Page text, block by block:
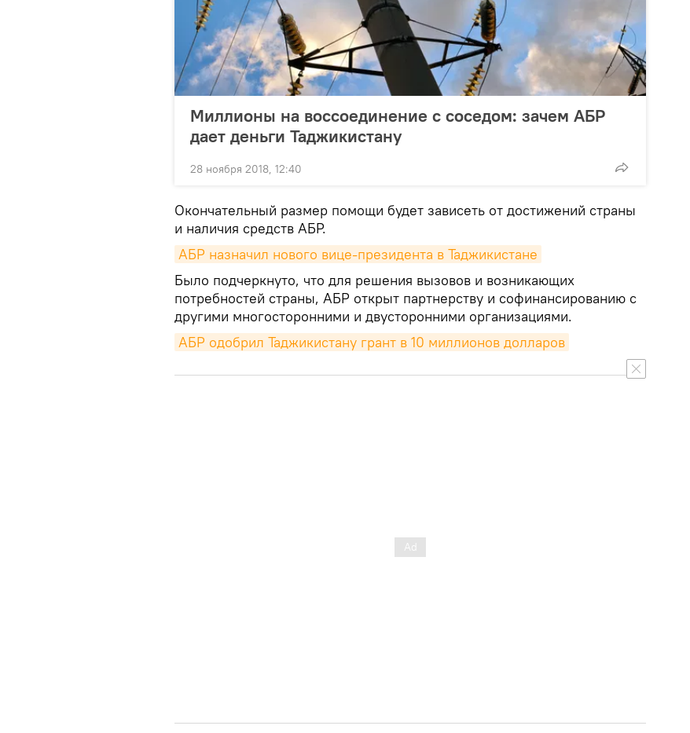
Миллионы на воссоединение с соседом: зачем АБР
дает деньги Таджикистану
28 ноября 2018, 12:40
Окончательный размер помощи будет зависеть от достижений страны
и наличия средств АБР.
АБР назначил нового вице-президента в Таджикистане
Было подчеркнуто, что для решения вызовов и возникающих
потребностей страны, АБР открыт партнерству и софинансированию с
другими многосторонними и двусторонними организациями.
АБР одобрил Таджикистану грант в 10 миллионов долларов